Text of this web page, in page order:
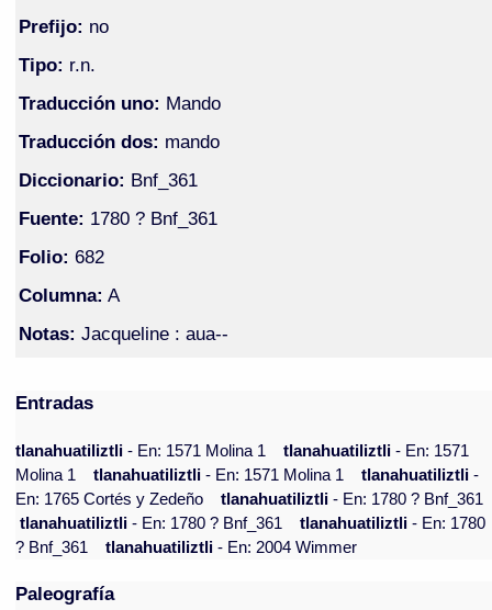
Prefijo: no
Tipo: r.n.
Traducción uno: Mando
Traducción dos: mando
Diccionario: Bnf_361
Fuente: 1780 ? Bnf_361
Folio: 682
Columna: A
Notas: Jacqueline : aua--
Entradas
tlanahuatiliztli- En: 1571 Molina 1 tlanahuatiliztli- En: 1571
Molina 1
tlanahuatiliztli- En: 1571 Molina 1 tlanahuatiliztli-
En: 1765 Cortés y Zedeño
tlanahuatiliztli- En: 1780 ? Bnf_361
tlanahuatiliztli- En: 1780 ? Bnf_361 tlanahuatiliztli- En: 1780
? Bnf_361
tlanahuatiliztli- En: 2004 Wimmer
Paleografía